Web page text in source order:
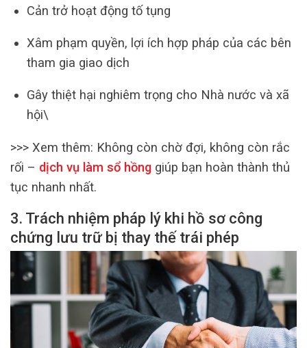
Cản trở hoạt động tố tụng
Xâm phạm quyền, lợi ích hợp pháp của các bên
tham gia giao dịch
Gây thiệt hại nghiêm trọng cho Nhà nước và xã
hội\
>>> Xem thêm: Không còn chờ đợi, không còn rắc
rối – dịch vụ làm sổ hồng giúp bạn hoàn thành thủ
tục nhanh nhất.
3. Trách nhiệm pháp lý khi hồ sơ công
chứng lưu trữ bị thay thế trái phép